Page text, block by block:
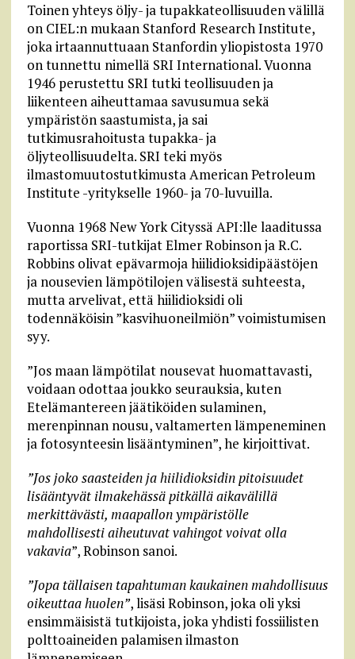
Toinen yhteys öljy- ja tupakkateollisuuden välillä
on CIEL:n mukaan Stanford Research Institute,
joka irtaannuttuaan Stanfordin yliopistosta 1970
on tunnettu nimellä SRI International. Vuonna
1946 perustettu SRI tutki teollisuuden ja
liikenteen aiheuttamaa savusumua sekä
ympäristön saastumista, ja sai
tutkimusrahoitusta tupakka- ja
öljyteollisuudelta. SRI teki myös
ilmastomuutostutkimusta American Petroleum
Institute -yritykselle 1960- ja 70-luvuilla.
Vuonna 1968 New York Cityssä API:lle laaditussa
raportissa SRI-tutkijat Elmer Robinson ja R.C.
Robbins olivat epävarmoja hiilidioksidipäästöjen
ja nousevien lämpötilojen välisestä suhteesta,
mutta arvelivat, että hiilidioksidi oli
todennäköisin ”kasvihuoneilmiön” voimistumisen
syy.
”Jos maan lämpötilat nousevat huomattavasti,
voidaan odottaa joukko seurauksia, kuten
Etelämantereen jäätiköiden sulaminen,
merenpinnan nousu, valtamerten lämpeneminen
ja fotosynteesin lisääntyminen”, he kirjoittivat.
”Jos joko saasteiden ja hiilidioksidin pitoisuudet
lisääntyvät ilmakehässä pitkällä aikavälillä
merkittävästi, maapallon ympäristölle
mahdollisesti aiheutuvat vahingot voivat olla
vakavia”, Robinson sanoi.
”Jopa tällaisen tapahtuman kaukainen mahdollisuus
oikeuttaa huolen”, lisäsi Robinson, joka oli yksi
ensimmäisistä tutkijoista, joka yhdisti fossiilisten
polttoaineiden palamisen ilmaston